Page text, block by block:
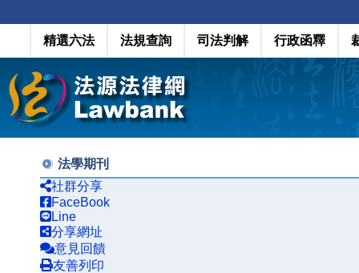
精選六法 法規查詢 司法判解 行政函釋
法學期刊
社群分享
FaceBook
Line
分享網址
意見回饋
友善列印